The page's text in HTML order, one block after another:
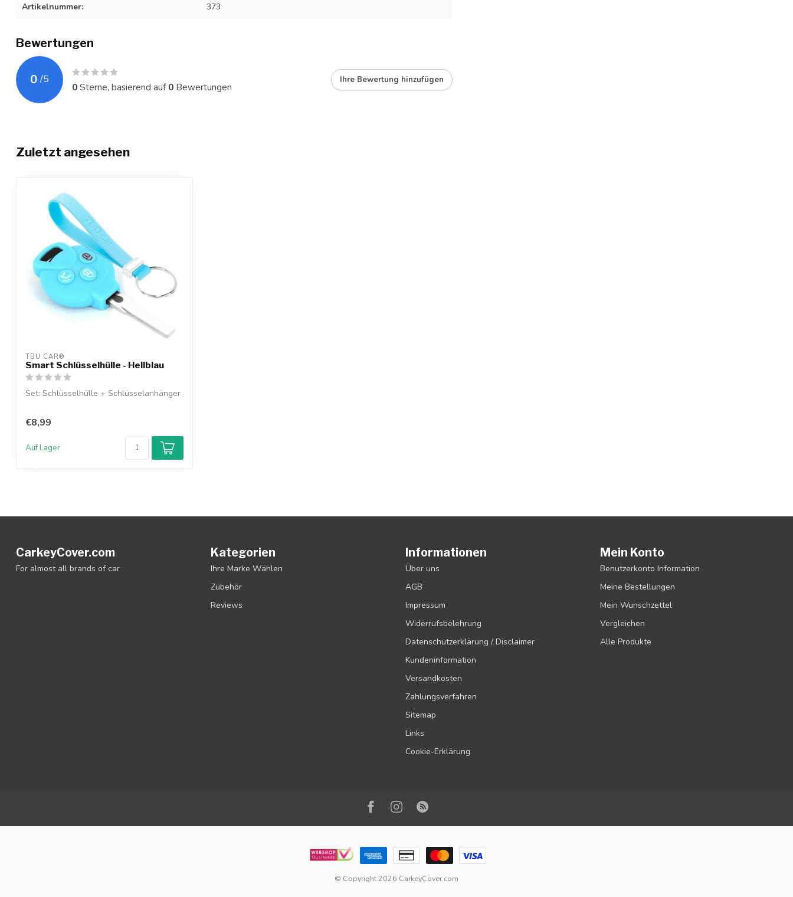
Artikelnummer: 373
Bewertungen
0 /5
0Sterne, basierend auf0 Bewertungen
Ihre Bewertung hinzufügen
Zuletzt angesehen
TBU CAR®
Smart Schlüsselhülle - Hellblau
Set: Schlüsselhülle + Schlüsselanhänger
€8,99
Auf Lager
CarkeyCover.com
For almost all brands of car
Kategorien
Ihre Marke Wählen
Zubehör
Reviews
Informationen
Über uns
AGB
Impressum
Widerrufsbelehrung
Datenschutzerklärung / Disclaimer
Kundeninformation
Versandkosten
Zahlungsverfahren
Sitemap
Links
Cookie-Erklärung
Mein Konto
Benutzerkonto Information
Meine Bestellungen
Mein Wunschzettel
Vergleichen
Alle Produkte
© Copyright 2026 CarkeyCover.com